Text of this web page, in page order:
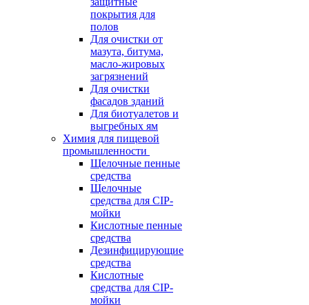
покрытия для
полов
Для очистки от
мазута, битума,
масло-жировых
загрязнений
Для очистки
фасадов зданий
Для биотуалетов и
выгребных ям
Химия для пищевой
промышленности
Щелочные пенные
средства
Щелочные
средства для CIP-
мойки
Кислотные пенные
средства
Дезинфицирующие
средства
Кислотные
средства для CIP-
мойки